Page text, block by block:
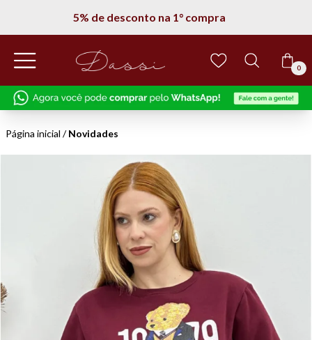
5% de desconto na 1° compra
0
Página inicial /Novidades